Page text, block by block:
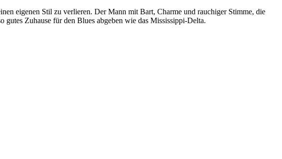
eigenen Stil zu verlieren. Der Mann mit Bart, Charme und rauchiger Stimme, die
gutes Zuhause für den Blues abgeben wie das Mississippi-Delta.